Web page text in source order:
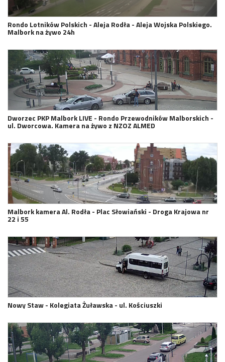
Rondo Lotników Polskich - Aleja Rodła - Aleja Wojska Polskiego.
Malbork na żywo 24h
Dworzec PKP Malbork LIVE - Rondo Przewodników Malborskich -
ul. Dworcowa. Kamera na żywo z NZOZ ALMED
Malbork kamera Al. Rodła - Plac Słowiański - Droga Krajowa nr
22 i 55
Nowy Staw - Kolegiata Żuławska - ul. Kościuszki